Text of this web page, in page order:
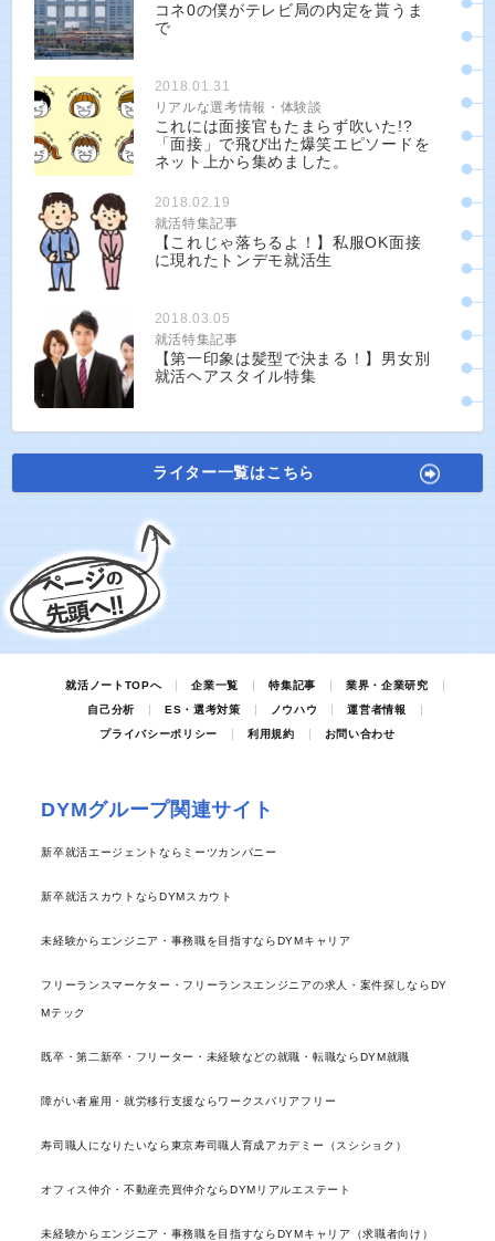
コネ0の僕がテレビ局の内定を貰うま
で
2018.01.31
リアルな選考情報・体験談
これには面接官もたまらず吹いた!?
「面接」で飛び出た爆笑エピソードを
ネット上から集めました。
2018.02.19
就活特集記事
【これじゃ落ちるよ！】私服OK面接
に現れたトンデモ就活生
2018.03.05
就活特集記事
【第一印象は髪型で決まる！】男女別
就活ヘアスタイル特集
ライター一覧はこちら
就活ノートTOPへ 企業一覧 特集記事
業界・企業研究
自己分析
ES・選考対策 ノウハウ
運営者情報
プライバシーポリシー
利用規約 お問い合わせ
DYMグループ関連サイト
新卒就活エージェントならミーツカンパニー
新卒就活スカウトならDYMスカウト
未経験からエンジニア・事務職を目指すならDYMキャリア
フリーランスマーケター・フリーランスエンジニアの求人・案件探しならDY
Mテック
既卒・第二新卒・フリーター・未経験などの就職・転職ならDYM就職
障がい者雇用・就労移行支援ならワークスバリアフリー
寿司職人になりたいなら東京寿司職人育成アカデミー（スシショク）
オフィス仲介・不動産売買仲介ならDYMリアルエステート
未経験からエンジニア・事務職を目指すならDYMキャリア（求職者向け）